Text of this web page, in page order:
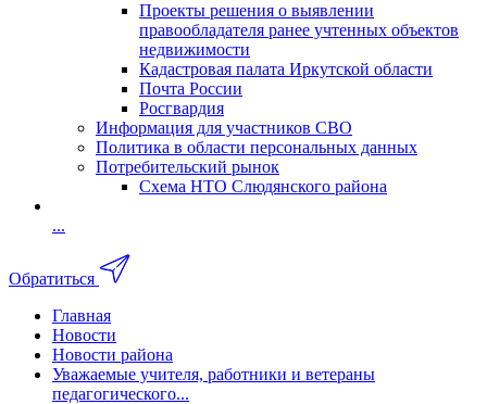
Проекты решения о выявлении
правообладателя ранее учтенных объектов
недвижимости
Кадастровая палата Иркутской области
Почта России
Росгвардия
Информация для участников СВО
Политика в области персональных данных
Потребительский рынок
Схема НТО Слюдянского района
...
Обратиться
Главная
Новости
Новости района
Уважаемые учителя, работники и ветераны
педагогического...